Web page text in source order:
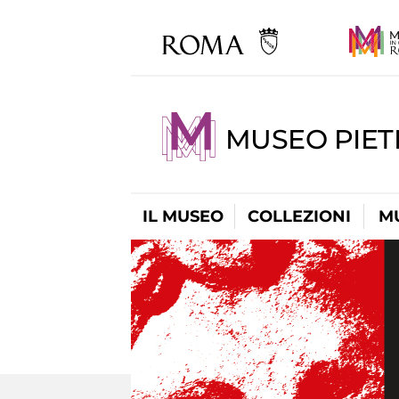
MUSEO
IL MUSEO COLLEZIONI